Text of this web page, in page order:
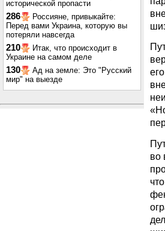
исторической пропасти
286
Россияне, привыкайте:
Перед вами Украина, которую вы
потеряли навсегда
210
Итак, что происходит в
Украине на самом деле
130
Ад на земле: Это "Русский
мир" на выезде
во